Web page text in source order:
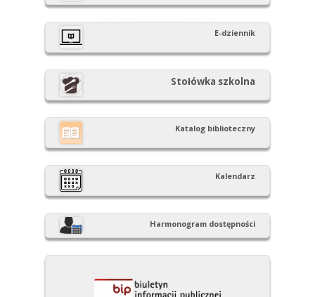
boczny
E-dziennik
Stołówka szkolna
Katalog biblioteczny
Kalendarz
Harmonogram dostępności